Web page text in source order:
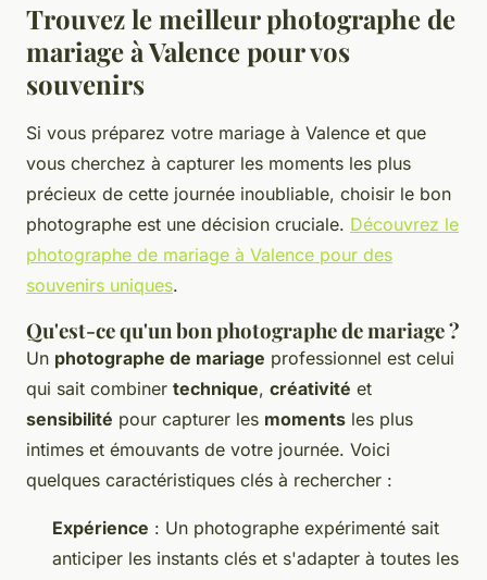
Trouvez le meilleur photographe de
mariage à Valence pour vos
souvenirs
Si vous préparez votre mariage à Valence et que
vous cherchez à capturer les moments les plus
précieux de cette journée inoubliable, choisir le bon
photographe est une décision cruciale. Découvrez le
photographe de mariage à Valence pour des
souvenirs uniques.
Qu'est-ce qu'un bon photographe de mariage ?
Un photographe de mariage professionnel est celui
qui sait combiner technique, créativité et
sensibilité pour capturer les moments les plus
intimes et émouvants de votre journée. Voici
quelques caractéristiques clés à rechercher :
Expérience : Un photographe expérimenté sait
anticiper les instants clés et s'adapter à toutes les